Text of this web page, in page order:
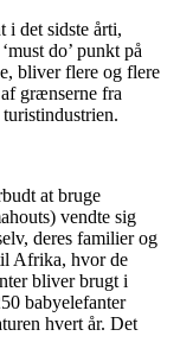
i det sidste årti,
do’ punkt på
bliver flere og flere
grænserne fra
at bruge
vendte sig
deres familier og
Afrika, hvor de
bliver brugt i
babyelefanter
hvert år. Det